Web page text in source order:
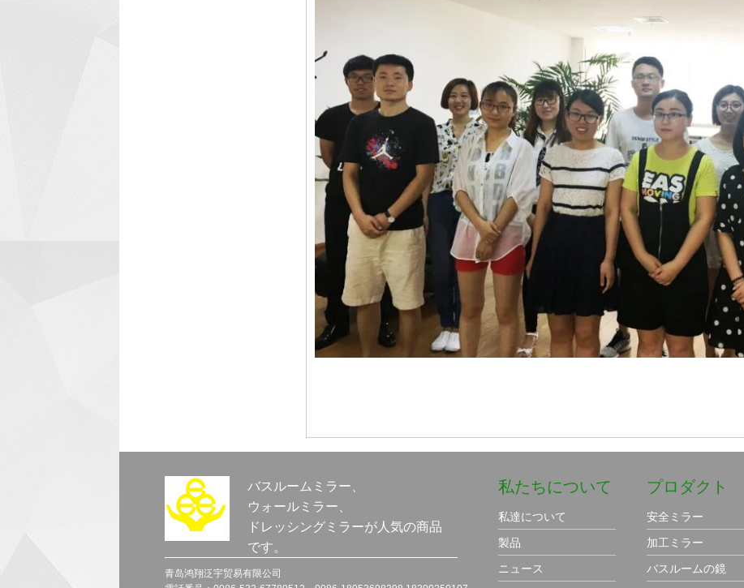
バスルームミラー、
ウォールミラー、
ドレッシングミラーが人気の商品
です。
青岛鸿翔泛宇贸易有限公司
私たちについて
私達について
製品
ニュース
プロダクト
安全ミラー
加工ミラー
バスルームの鏡